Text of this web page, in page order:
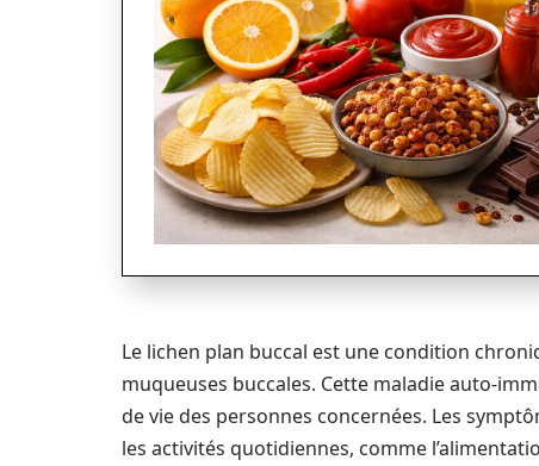
Le lichen plan buccal est une condition
muqueuses buccales. Cette maladie auto-
de vie des personnes concernées. Les
les activités quotidiennes, comme